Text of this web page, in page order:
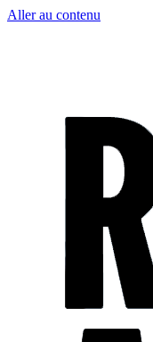
Aller au contenu